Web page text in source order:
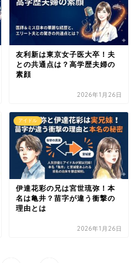
友利新は東京女子医大卒！夫
との共通点は？高学歴夫婦の
素顔
2026年1月26日
アイドル
伊達花彩の兄は宮世琉弥！本
名は亀井？苗字が違う衝撃の
理由とは
2026年1月26日